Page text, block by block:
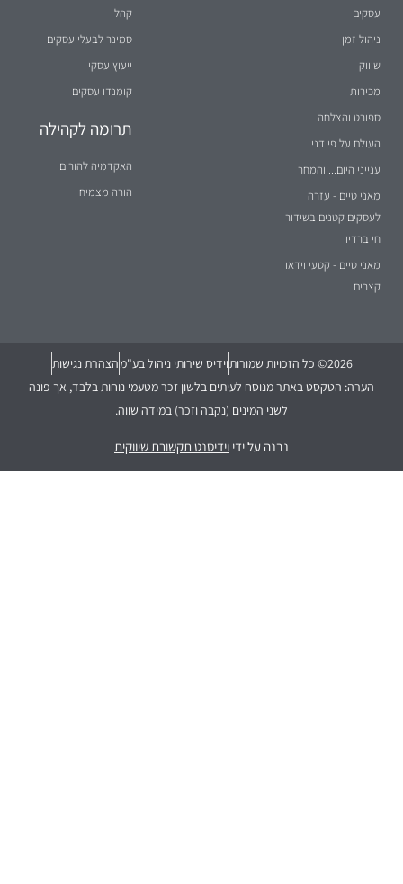
עסקים
ניהול זמן
שיווק
מכירות
ספורט והצלחה
העולם על פי דני
ענייני היום... והמחר
מאני טיים - עזרה
לעסקים קטנים בשידור
חי ברדיו
מאני טיים - קטעי וידאו
קצרים
קהל
סמינר לבעלי עסקים
ייעוץ עסקי
קומנדו עסקים
תרומה לקהילה
האקדמיה להורים
הורה מצמיח
2026© כל הזכויות שמורותוידיס שירותי ניהול בע"מהצהרת נגישות
הערה: הטקסט באתר מנוסח לעיתים בלשון זכר מטעמי נוחות בלבד, אך פונה
לשני המינים (נקבה וזכר) במידה שווה.
נבנה על ידי וידיסנט תקשורת שיווקית